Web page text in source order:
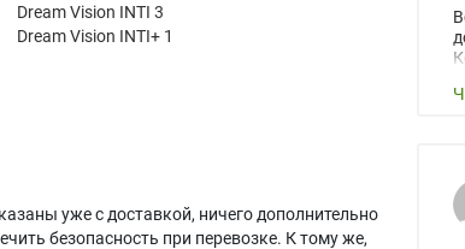
Dream Vision INTI 3
Dream Vision INTI+ 1
уже с доставкой, ничего дополнительно
безопасность при перевозке. К тому же,